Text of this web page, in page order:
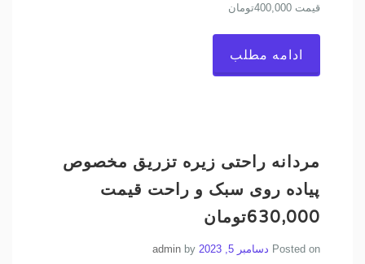
قیمت 400,000تومان
ادامه مطلب
مردانه راحتی زیره تزریق مخصوص
پیاده روی سبک و راحت قیمت
630,000تومان
Posted on دسامبر 5, 2023 admin